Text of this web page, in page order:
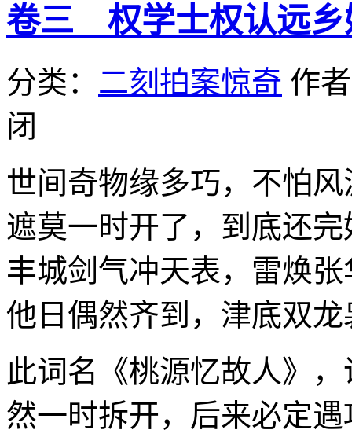
卷三 权学士权认远
分类： 二刻拍案惊奇 作
闭
世间奇物缘多巧，不怕
遮莫一时开了，到底还完
丰城剑气冲天表，雷焕
他日偶然齐到，津底双龙
此词名《桃源忆故人》
然一时拆开，后来必定